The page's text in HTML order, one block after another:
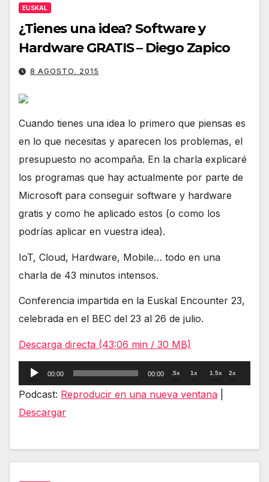
EUSKAL
¿Tienes una idea? Software y
Hardware GRATIS – Diego Zapico
8 AGOSTO, 2015
Cuando tienes una idea lo primero que piensas es
en lo que necesitas y aparecen los problemas, el
presupuesto no acompaña. En la charla explicaré
los programas que hay actualmente por parte de
Microsoft para conseguir software y hardware
gratis y como he aplicado estos (o como los
podrías aplicar en vuestra idea).
IoT, Cloud, Hardware, Mobile… todo en una
charla de 43 minutos intensos.
Conferencia impartida en la Euskal Encounter 23,
celebrada en el BEC del 23 al 26 de julio.
Descarga directa (43:06 min / 30 MB)
Reproductor
de
audio
00:00 00:00 .5x 1x 1.5x 2x
Podcast: Reproducir en una nueva ventana
Descargar